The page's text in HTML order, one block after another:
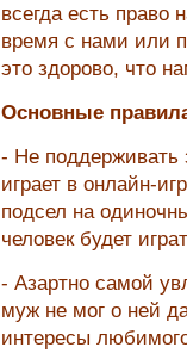
всегда есть
время с нами или
это здорово, что
Основные
- Не поддерживать
играет в онлайн-
подсел на
человек будет
- Азартно самой
муж не мог о ней
интересы